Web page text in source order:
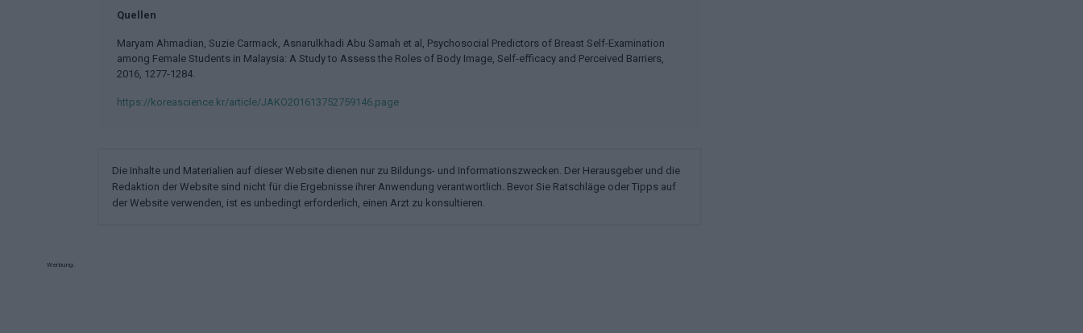
Quellen
Maryam Ahmadian, Suzie Carmack, Asnarulkhadi Abu Samah et al, Psychosocial Predictors of Breast Self-Examination
among Female Students in Malaysia: A Study to Assess the Roles of Body Image, Self-efficacy and Perceived Barriers,
2016, 1277-1284.
https://koreascience.kr/article/JAKO201613752759146.page
Die Inhalte und Materialien auf dieser Website dienen nur zu Bildungs- und Informationszwecken. Der Herausgeber und die
Redaktion der Website sind nicht für die Ergebnisse ihrer Anwendung verantwortlich. Bevor Sie Ratschläge oder Tipps auf
der Website verwenden, ist es unbedingt erforderlich, einen Arzt zu konsultieren.
Werbung: